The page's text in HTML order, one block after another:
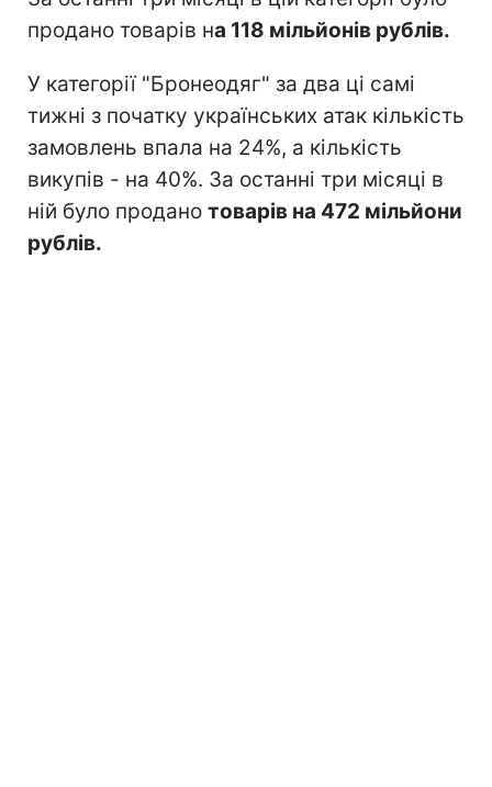
продано товарів на 118 мільйонів рублів.
У категорії "Бронеодяг" за два ці самі
тижні з початку українських атак кількість
замовлень впала на 24%, а кількість
викупів - на 40%. За останні три місяці в
ній було продано товарів на 472 мільйони
рублів.